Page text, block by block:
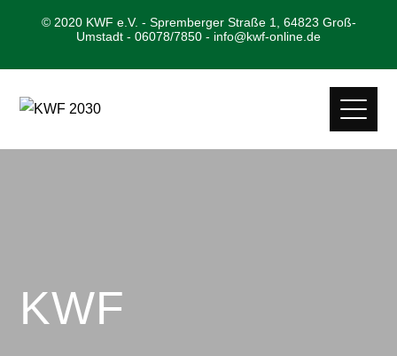
© 2020 KWF e.V. - Spremberger Straße 1, 64823 Groß-
Umstadt - 06078/7850 - info@kwf-online.de
KWF